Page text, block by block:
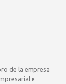
de la empresa
e